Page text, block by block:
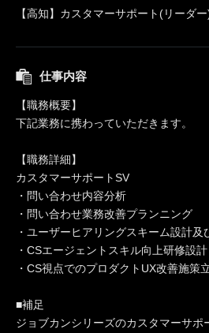
【高知】カスタマーサポート(リーダー
仕事内容
【職務概要】
下記業務に携わっていただきます。
【職務詳細】
カスタマーサポートSV
・問い合わせ内容分析
・問い合わせ業務改善プランニング
・ユーザーヒアリングスキーム設計及
・CSエージェントスキル向上研修設計
・CS視点でのプロダクトUX改善施策
■補足
ジョブカンシリーズのカスタマーサポ